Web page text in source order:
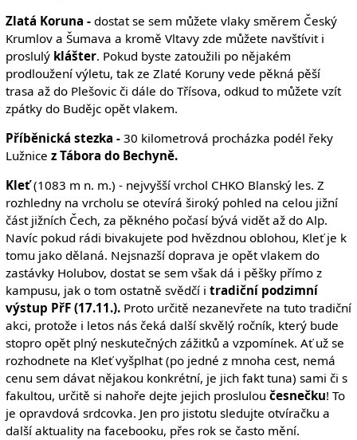
Zlatá Koruna -dostat se sem můžete vlaky směrem Český
Krumlov a Šumava a kromě Vltavy zde můžete navštívit i
proslulý klášter. Pokud byste zatoužili po nějakém
prodloužení výletu, tak ze Zlaté Koruny vede pěkná pěší
trasa až do Plešovic či dále do Třísova, odkud to můžete vzít
zpátky do Budějc opět vlakem.
Příběnická stezka -30 kilometrová procházka podél řeky
Lužnice z Tábora do Bechyně.
Kleť(1083 m n. m.) - nejvyšší vrchol CHKO Blanský les. Z
rozhledny na vrcholu se otevírá široký pohled na celou jižní
část jižních Čech, za pěkného počasí bývá vidět až do Alp.
Navíc pokud rádi bivakujete pod hvězdnou oblohou, Kleť je k
tomu jako dělaná. Nejsnazší doprava je opět vlakem do
zastávky Holubov, dostat se sem však dá i pěšky přímo z
kampusu, jak o tom ostatně svědčí i tradiční podzimní
výstup PřF (17.11.).Proto určitě nezanevřete na tuto tradiční
akci, protože i letos nás čeká další skvělý ročník, který bude
stopro opět plný neskutečných zážitků a vzpomínek. Ať už se
rozhodnete na Kleť vyšplhat (po jedné z mnoha cest, nemá
cenu sem dávat nějakou konkrétní, je jich fakt tuna) sami či s
fakultou, určitě si nahoře dejte jejich proslulou česnečku! To
je opravdová srdcovka. Jen pro jistotu sledujte otvíračku a
další aktuality na facebooku, přes rok se často mění.